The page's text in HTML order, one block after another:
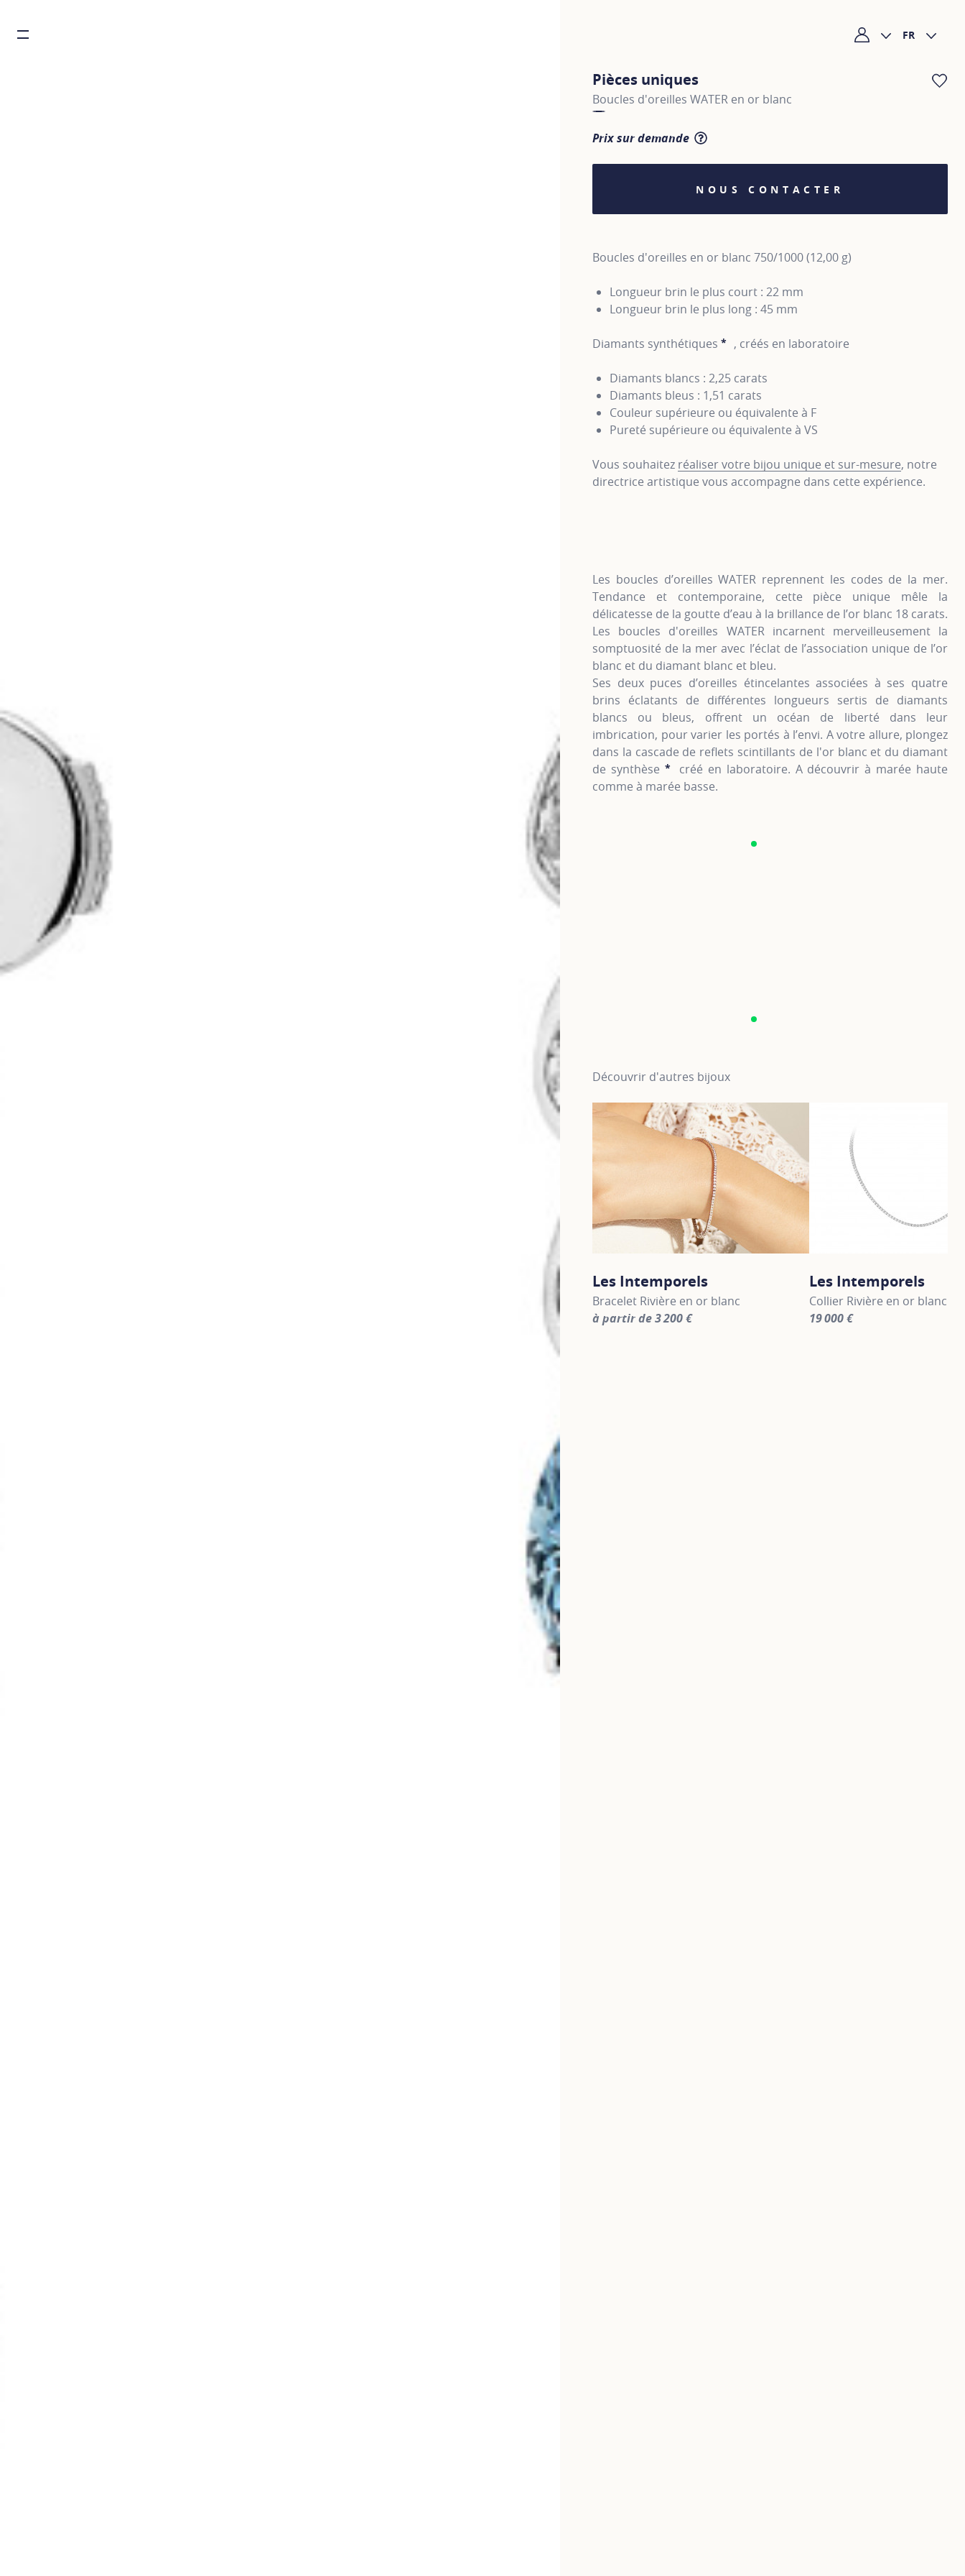
Burger toggle menu Mon compte
FR
Pièces uniques
Boucles d'oreilles WATER en or blanc
Prix sur demande SHOW TOOLTIP
NOUS CONTACTER
Boucles d'oreilles en or blanc 750/1000 (12,00 g)
Longueur brin le plus court : 22 mm
Longueur brin le plus long : 45 mm
Diamants synthétiques * SHOW TOOLTIP
, créés en laboratoire
Diamants blancs : 2,25 carats
Diamants bleus : 1,51 carats
Couleur supérieure ou équivalente à F
Pureté supérieure ou équivalente à VS
Vous souhaitez réaliser votre bijou unique et sur-mesure, notre
directrice artistique vous accompagne dans cette expérience.
Les boucles d’oreilles WATER reprennent les codes de la mer.
Tendance et contemporaine, cette pièce unique mêle la
délicatesse de la goutte d’eau à la brillance de l’or blanc 18 carats.
Les boucles d'oreilles WATER incarnent merveilleusement la
somptuosité de la mer avec l’éclat de l’association unique de l’or
blanc et du diamant blanc et bleu.
Ses deux puces d’oreilles étincelantes associées à ses quatre
brins éclatants de différentes longueurs sertis de diamants
blancs ou bleus, offrent un océan de liberté dans leur
imbrication, pour varier les portés à l’envi. A votre allure, plongez
dans la cascade de reflets scintillants de l'or blanc et du diamant
de synthèse * SHOW TOOLTIP
créé en laboratoire. A découvrir à marée haute
comme à marée basse.
Découvrir d'autres bijoux
Les Intemporels
Bracelet Rivière en or blanc
à partir de 3 200 €
Les Intemporels
Collier Rivière en or blanc
19 000 €